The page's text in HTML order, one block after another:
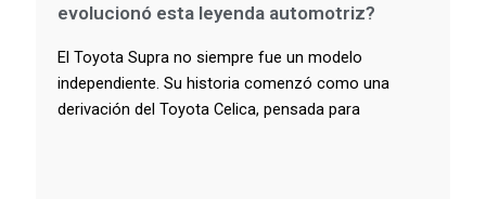
evolucionó esta leyenda automotriz?
El Toyota Supra no siempre fue un modelo
independiente. Su historia comenzó como una
derivación del Toyota Celica, pensada para